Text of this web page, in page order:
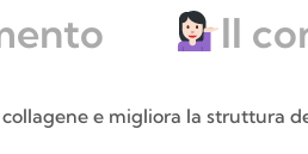
Il
e migliora la struttura